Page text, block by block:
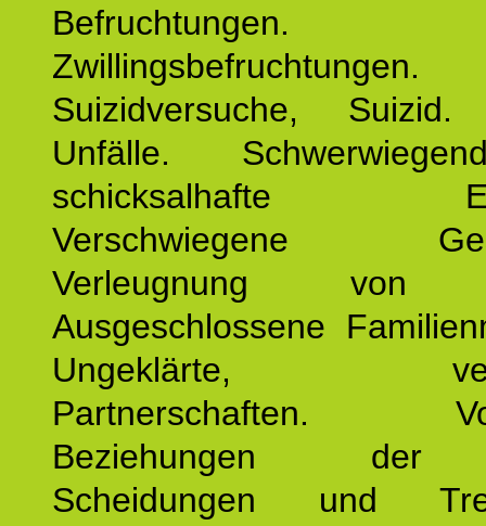
Befruchtungen.
Zwillingsbefruchtungen.
Suizidversuche, Suizid.
Unfälle.
schicksalhafte
Verschwiegene
Verleugnung von
Ausgeschlossene
Ungeklärte,
Partnerschaften.
Beziehungen der
Scheidungen und